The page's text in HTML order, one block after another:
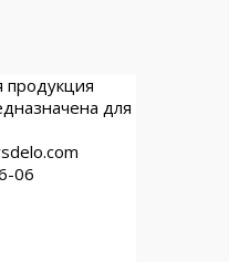
для
06